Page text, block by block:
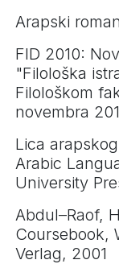
Arapski
FID 2010:
"Filološka
Filološkom
novembra
Lica
Arabic
University
Abdul–Raof,
Coursebook,
Verlag, 2001